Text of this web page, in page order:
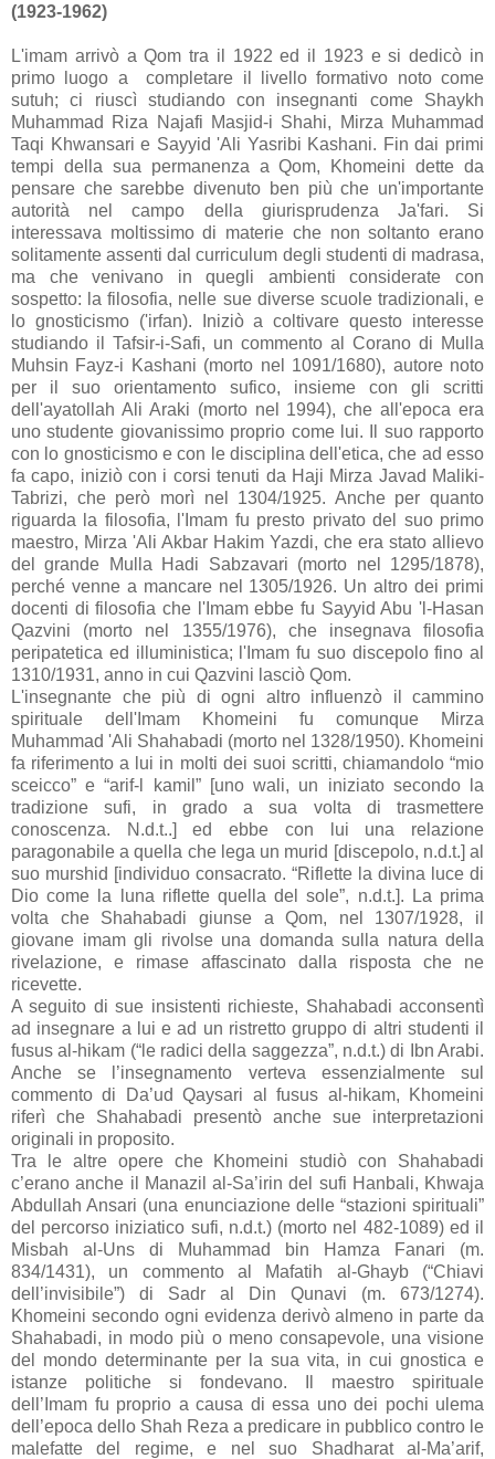
(1923-1962)
L'imam arrivò a Qom tra il 1922 ed il 1923 e si dedicò in
primo luogo a completare il livello formativo noto come
sutuh; ci riuscì studiando con insegnanti come Shaykh
Muhammad Riza Najafi Masjid-i Shahi, Mirza Muhammad
Taqi Khwansari e Sayyid 'Ali Yasribi Kashani. Fin dai primi
tempi della sua permanenza a Qom, Khomeini dette da
pensare che sarebbe divenuto ben più che un'importante
autorità nel campo della giurisprudenza Ja'fari. Si
interessava moltissimo di materie che non soltanto erano
solitamente assenti dal curriculum degli studenti di madrasa,
ma che venivano in quegli ambienti considerate con
sospetto: la filosofia, nelle sue diverse scuole tradizionali, e
lo gnosticismo ('irfan). Iniziò a coltivare questo interesse
studiando il Tafsir-i-Safi, un commento al Corano di Mulla
Muhsin Fayz-i Kashani (morto nel 1091/1680), autore noto
per il suo orientamento sufico, insieme con gli scritti
dell'ayatollah Ali Araki (morto nel 1994), che all'epoca era
uno studente giovanissimo proprio come lui. Il suo rapporto
con lo gnosticismo e con le disciplina dell'etica, che ad esso
fa capo, iniziò con i corsi tenuti da Haji Mirza Javad Maliki-
Tabrizi, che però morì nel 1304/1925. Anche per quanto
riguarda la filosofia, l'Imam fu presto privato del suo primo
maestro, Mirza 'Ali Akbar Hakim Yazdi, che era stato allievo
del grande Mulla Hadi Sabzavari (morto nel 1295/1878),
perché venne a mancare nel 1305/1926. Un altro dei primi
docenti di filosofia che l'Imam ebbe fu Sayyid Abu 'l-Hasan
Qazvini (morto nel 1355/1976), che insegnava filosofia
peripatetica ed illuministica; l'Imam fu suo discepolo fino al
1310/1931, anno in cui Qazvini lasciò Qom.
L'insegnante che più di ogni altro influenzò il cammino
spirituale dell'Imam Khomeini fu comunque Mirza
Muhammad 'Ali Shahabadi (morto nel 1328/1950). Khomeini
fa riferimento a lui in molti dei suoi scritti, chiamandolo “mio
sceicco” e “arif-l kamil” [uno wali, un iniziato secondo la
tradizione sufi, in grado a sua volta di trasmettere
conoscenza. N.d.t..] ed ebbe con lui una relazione
paragonabile a quella che lega un murid [discepolo, n.d.t.] al
suo murshid [individuo consacrato. “Riflette la divina luce di
Dio come la luna riflette quella del sole”, n.d.t.]. La prima
volta che Shahabadi giunse a Qom, nel 1307/1928, il
giovane imam gli rivolse una domanda sulla natura della
rivelazione, e rimase affascinato dalla risposta che ne
ricevette.
A seguito di sue insistenti richieste, Shahabadi acconsentì
ad insegnare a lui e ad un ristretto gruppo di altri studenti il
fusus al-hikam (“le radici della saggezza”, n.d.t.) di Ibn Arabi.
Anche se l’insegnamento verteva essenzialmente sul
commento di Da’ud Qaysari al fusus al-hikam, Khomeini
riferì che Shahabadi presentò anche sue interpretazioni
originali in proposito.
Tra le altre opere che Khomeini studiò con Shahabadi
c’erano anche il Manazil al-Sa’irin del sufi Hanbali, Khwaja
Abdullah Ansari (una enunciazione delle “stazioni spirituali”
del percorso iniziatico sufi, n.d.t.) (morto nel 482-1089) ed il
Misbah al-Uns di Muhammad bin Hamza Fanari (m.
834/1431), un commento al Mafatih al-Ghayb (“Chiavi
dell’invisibile”) di Sadr al Din Qunavi (m. 673/1274).
Khomeini secondo ogni evidenza derivò almeno in parte da
Shahabadi, in modo più o meno consapevole, una visione
del mondo determinante per la sua vita, in cui gnostica e
istanze politiche si fondevano. Il maestro spirituale
dell’Imam fu proprio a causa di essa uno dei pochi ulema
dell’epoca dello Shah Reza a predicare in pubblico contro le
malefatte del regime, e nel suo Shadharat al-Ma’arif,